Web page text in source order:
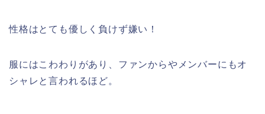
性格はとても優しく負けず嫌い！
服にはこわわりがあり、ファンからやメンバーにもオ
シャレと言われるほど。